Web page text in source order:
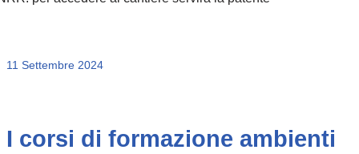
11 Settembre 2024
I corsi di formazione ambienti